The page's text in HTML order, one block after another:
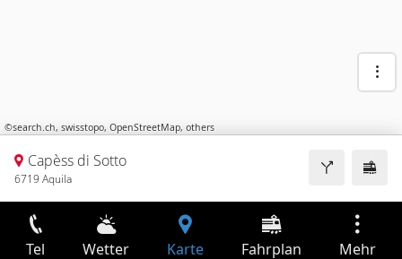
©search.ch, swisstopo, OpenStreetMap, others
Capèss di Sotto
6719 Aquila
Tel Wetter Karte Fahrplan Mehr